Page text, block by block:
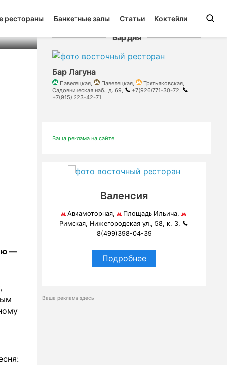
рестораны Банкетные залы Статьи Коктейли
—
Бар дня
Бар Лагуна
Павелецкая, Павелецкая,
Третьяковская,
Садовническая наб., д. 69,
+7(926)771-30-72,
+7(915) 223-42-71
Ваша реклама на сайте
Валенсия
Авиамоторная,
Площадь Ильича,
Римская, Нижегородская ул., 58, к. 3,
8(499)398-04-39
Подробнее
Ваша реклама здесь